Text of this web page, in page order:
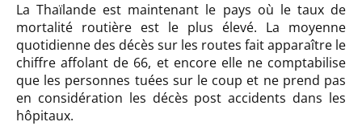
La Thaïlande est maintenant le pays où le taux de
mortalité routière est le plus élevé. La moyenne
quotidienne des décès sur les routes fait apparaître le
chiffre affolant de 66, et encore elle ne comptabilise
que les personnes tuées sur le coup et ne prend pas
en considération les décès post accidents dans les
hôpitaux.